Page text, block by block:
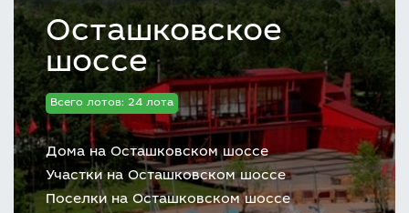
Осташковское
шоссе
Всего лотов: 24 лота
Дома на Осташковском шоссе
Участки на Осташковском шоссе
Поселки на Осташковском шоссе